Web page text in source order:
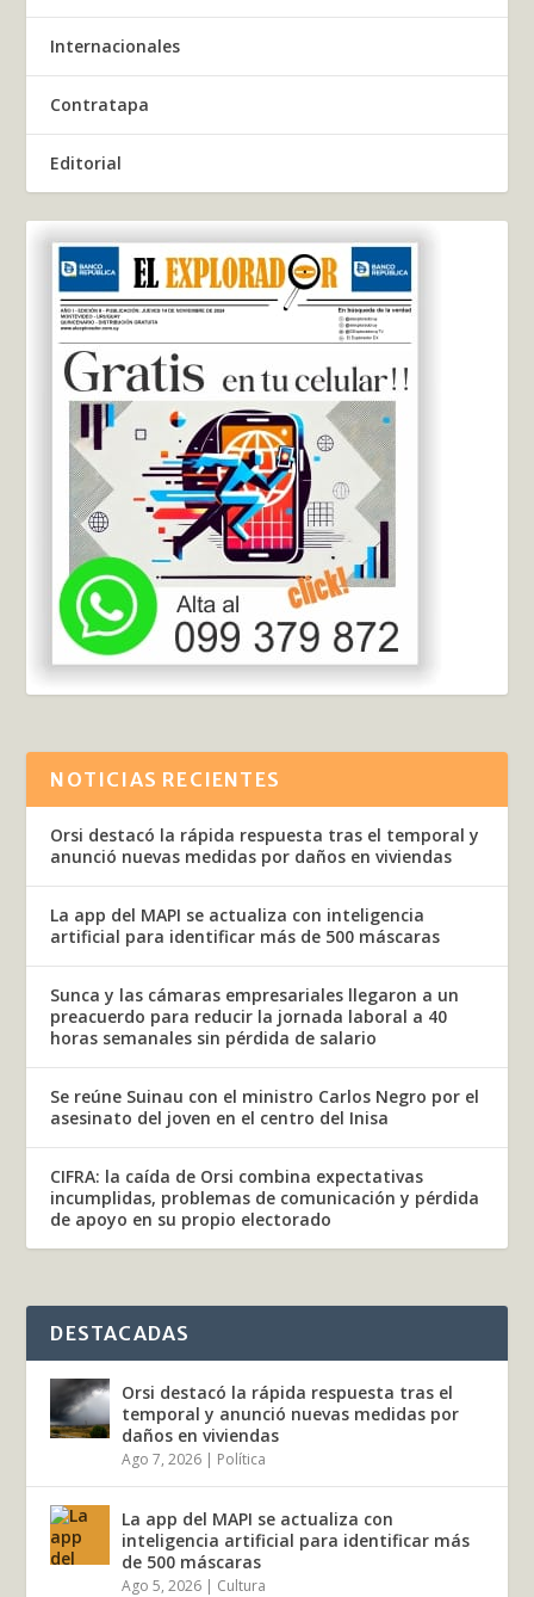
Internacionales
Contratapa
Editorial
NOTICIAS RECIENTES
Orsi destacó la rápida respuesta tras el temporal y
anunció nuevas medidas por daños en viviendas
La app del MAPI se actualiza con inteligencia
artificial para identificar más de 500 máscaras
Sunca y las cámaras empresariales llegaron a un
preacuerdo para reducir la jornada laboral a 40
horas semanales sin pérdida de salario
Se reúne Suinau con el ministro Carlos Negro por el
asesinato del joven en el centro del Inisa
CIFRA: la caída de Orsi combina expectativas
incumplidas, problemas de comunicación y pérdida
de apoyo en su propio electorado
DESTACADAS
Orsi destacó la rápida respuesta tras el
temporal y anunció nuevas medidas por
daños en viviendas
Ago 7, 2026 | Política
La app del MAPI se actualiza con
inteligencia artificial para identificar más
de 500 máscaras
Ago 5, 2026 | Cultura